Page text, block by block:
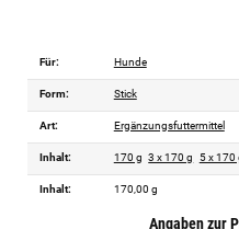
Für: Hunde
Form: Stick
Art: Ergänzungsfuttermittel
Inhalt: 170 g 3 x 170 g 5 x 170
Inhalt: 170,00 g
Angaben zur